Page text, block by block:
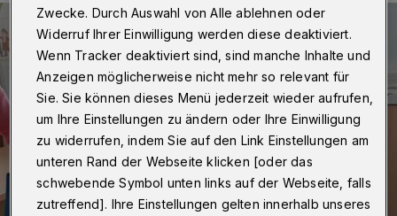
Zwecke. Durch Auswahl von Alle ablehnen oder
Widerruf Ihrer Einwilligung werden diese deaktiviert.
Wenn Tracker deaktiviert sind, sind manche Inhalte und
Anzeigen möglicherweise nicht mehr so relevant für
Sie. Sie können dieses Menü jederzeit wieder aufrufen,
um Ihre Einstellungen zu ändern oder Ihre Einwilligung
zu widerrufen, indem Sie auf den Link Einstellungen am
unteren Rand der Webseite klicken [oder das
schwebende Symbol unten links auf der Webseite, falls
zutreffend]. Ihre Einstellungen gelten innerhalb unseres